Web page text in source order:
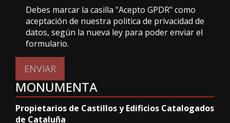
Debes marcar la casilla "Acepto GPDR" como
aceptación de nuestra politica de privacidad de
datos, según la nueva ley para poder enviar el
formulario.
ENVIAR
MONUMENTA
Propietarios de Castillos y Edificios Catalogados
de Cataluña